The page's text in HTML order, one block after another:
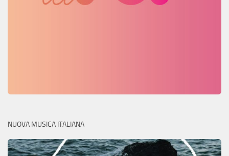
NUOVA MUSICA ITALIANA